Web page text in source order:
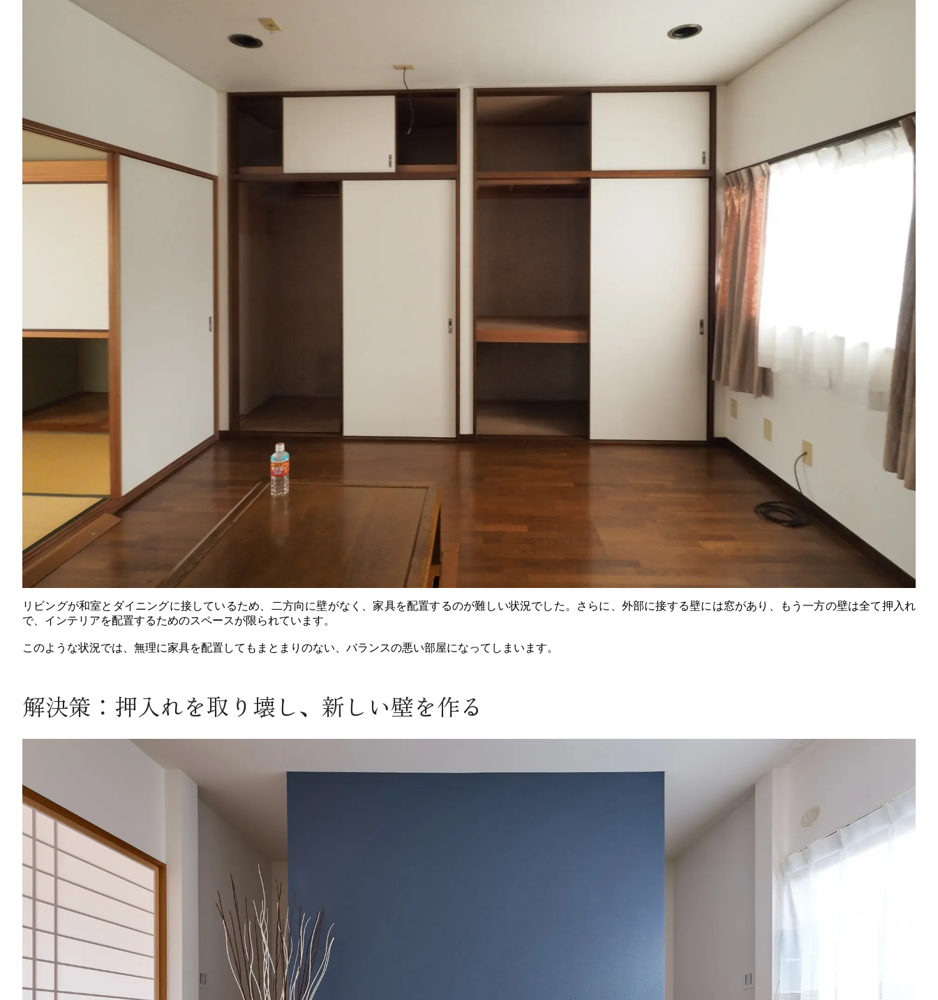
リビングが和室とダイニングに接しているため、二方向に壁がなく、家具を配置するのが難しい状況でした。さらに、外部に接する壁には窓があり、もう一方の壁は全て押入れ
で、インテリアを配置するためのスペースが限られています。
このような状況では、無理に家具を配置してもまとまりのない、バランスの悪い部屋になってしまいます。
解決策：押入れを取り壊し、新しい壁を作る